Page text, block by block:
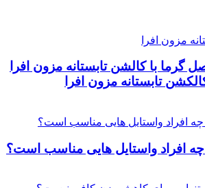
گرما با کالشن تابستانه مزون افرا
تابستانه مزون افرا
چه افراد واستایل هایی مناسب است؟